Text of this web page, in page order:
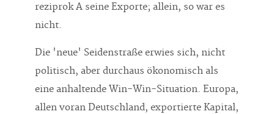
reziprok A seine Exporte; allein, so war es
nicht.
Die 'neue' Seidenstraße erwies sich, nicht
politisch, aber durchaus ökonomisch als
eine anhaltende Win-Win-Situation. Europa,
allen voran Deutschland, exportierte Kapital,